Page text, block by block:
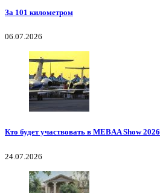
За 101 километром
06.07.2026
Кто будет участвовать в MEBAA Show 2026
24.07.2026